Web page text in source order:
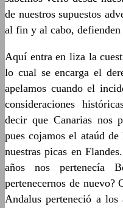
de nuestros supuestos
al fin y al cabo,
Aquí entra en liza la
lo cual se encarga el
apelamos cuando el
consideraciones
decir que Canarias nos
pues cojamos el ataúd
nuestras picas en
años nos pertenecía
pertenecernos de
Andalus perteneció a los